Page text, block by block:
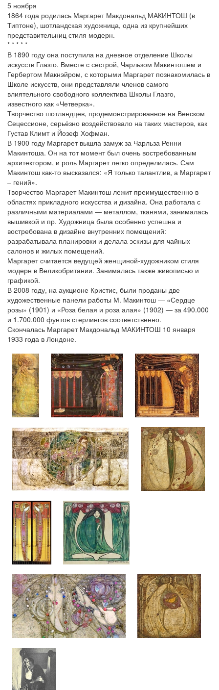
5 ноября
1864 года родилась Маргарет Макдональд МАКИНТОШ (в
Типтоне), шотландская художница, одна из крупнейших
представительниц стиля модерн.
* * * * *
В 1890 году она поступила на дневное отделение Школы
искусств Глазго. Вместе с сестрой, Чарльзом Макинтошем и
Гербертом Макнэйром, с которыми Маргарет познакомилась в
Школе искусств, они представляли членов самого
влиятельного свободного коллектива Школы Глазго,
известного как «Четверка».
Творчество шотландцев, продемонстрированное на Венском
Сецессионе, серьёзно воздействовало на таких мастеров, как
Густав Климт и Йозеф Хофман.
В 1900 году Маргарет вышла замуж за Чарльза Ренни
Макинтоша. Он на тот момент был очень востребованным
архитектором, и роль Маргарет легко определилась. Сам
Макинтош как-то высказался: «Я только талантлив, а Маргарет
– гений».
Творчество Маргарет Макинтош лежит преимущественно в
областях прикладного искусства и дизайна. Она работала с
различными материалами — металлом, тканями, занималась
вышивкой и пр. Художница была особенно успешна и
востребована в дизайне внутренних помещений:
разрабатывала планировки и делала эскизы для чайных
салонов и жилых помещений.
Маргарет считается ведущей женщиной-художником стиля
модерн в Великобритании. Занималась также живописью и
графикой.
В 2008 году, на аукционе Кристис, были проданы две
художественные панели работы М. Макинтош — «Сердце
розы» (1901) и «Роза белая и роза алая» (1902) — за 490.000
и 1.700.000 фунтов стерлингов соответственно.
Скончалась Маргарет Макдональд МАКИНТОШ 10 января
1933 года в Лондоне.